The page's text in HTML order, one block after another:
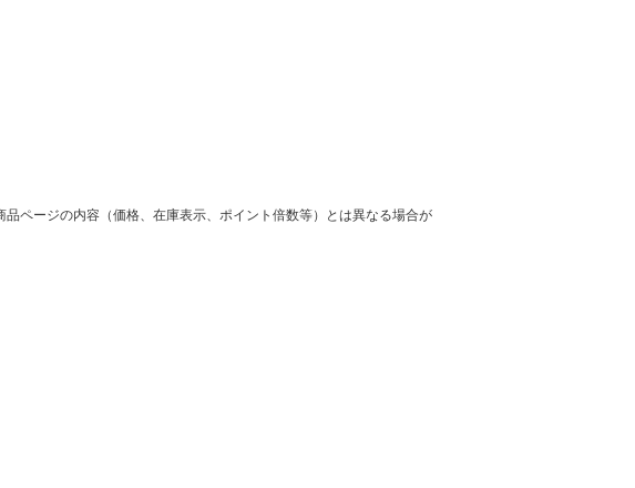
ページの内容（価格、在庫表示、ポイント倍数等）とは異なる場合が